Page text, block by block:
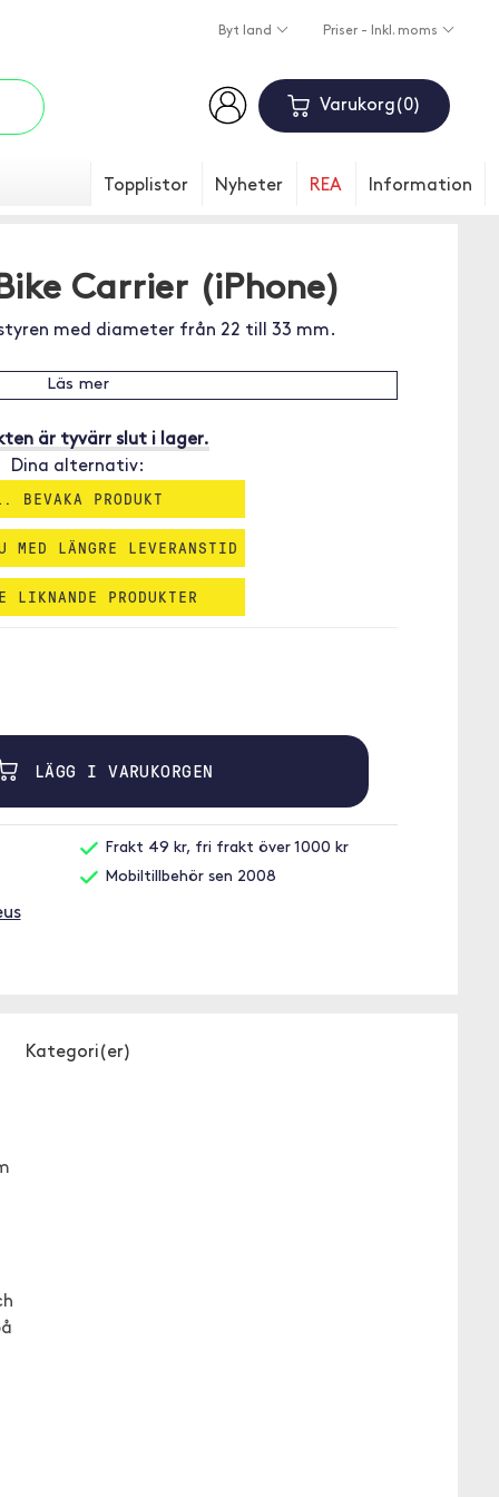
Byt land Priser - Inkl. moms
Varukorg 0
Topplistor Nyheter REA Information
Carrier (iPhone)
med diameter från 22 till 33 mm.
Läs mer
är tyvärr slut i lager.
Dina alternativ:
BEVAKA PRODUKT
LÄNGRE LEVERANSTID
PRODUKTER
LÄGG I VARUKORGEN
Frakt 49 kr, fri frakt över 1000 kr
Mobiltillbehör sen 2008
Kategori(er)